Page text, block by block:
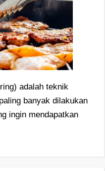
adalah teknik
banyak dilakukan
ingin mendapatkan